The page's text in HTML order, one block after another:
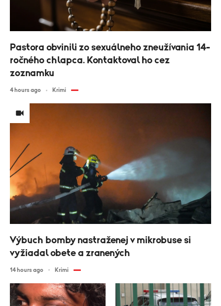
Pastora obvinili zo sexuálneho zneužívania 14-
ročného chlapca. Kontaktoval ho cez
zoznamku
4 hours ago Krimi
Výbuch bomby nastraženej v mikrobuse si
vyžiadal obete a zranených
14 hours ago Krimi